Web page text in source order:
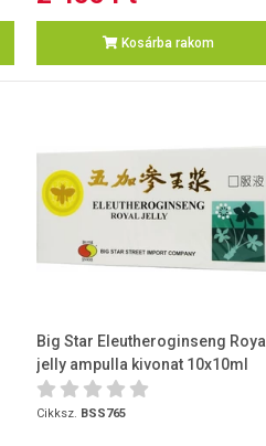
Kosárba rakom
Big Star Eleutheroginseng Royal
jelly ampulla kivonat 10x10ml
Cikksz. BSS765